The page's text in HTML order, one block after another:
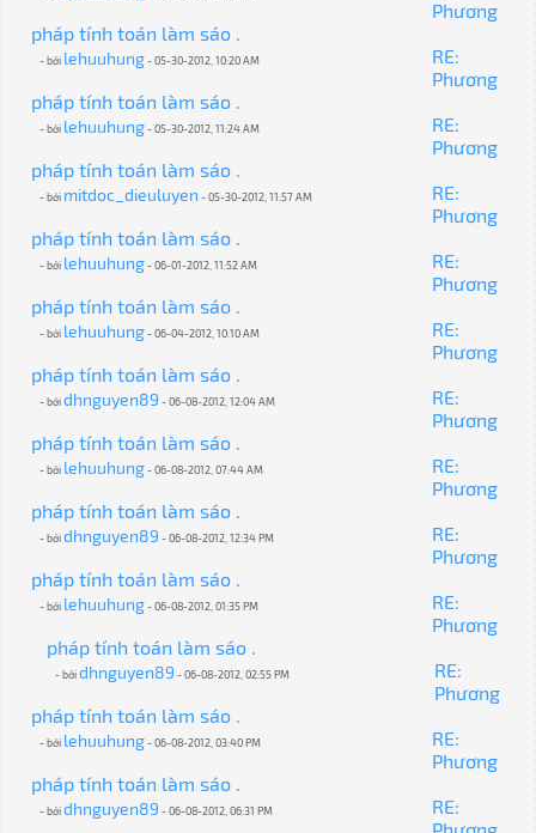
Phương
pháp tính toán làm sáo .
- bởi lehuuhung- 05-30-2012, 10:20 AM
RE:
Phương
pháp tính toán làm sáo .
- bởi lehuuhung- 05-30-2012, 11:24 AM
RE:
Phương
pháp tính toán làm sáo .
- bởi mitdoc_dieuluyen - 05-30-2012, 11:57 AM
RE:
Phương
pháp tính toán làm sáo .
- bởi lehuuhung- 06-01-2012, 11:52 AM
RE:
Phương
pháp tính toán làm sáo .
- bởi lehuuhung- 06-04-2012, 10:10 AM
RE:
Phương
pháp tính toán làm sáo .
- bởidhnguyen89 - 06-08-2012, 12:04 AM
RE:
Phương
pháp tính toán làm sáo .
- bởi lehuuhung- 06-08-2012, 07:44 AM
RE:
Phương
pháp tính toán làm sáo .
- bởidhnguyen89 - 06-08-2012, 12:34 PM
RE:
Phương
pháp tính toán làm sáo .
- bởi lehuuhung- 06-08-2012, 01:35 PM
RE:
Phương
pháp tính toán làm sáo .
- bởidhnguyen89 - 06-08-2012, 02:55 PM
RE:
Phương
pháp tính toán làm sáo .
- bởi lehuuhung- 06-08-2012, 03:40 PM
RE:
Phương
pháp tính toán làm sáo .
- bởidhnguyen89 - 06-08-2012, 06:31 PM
RE: